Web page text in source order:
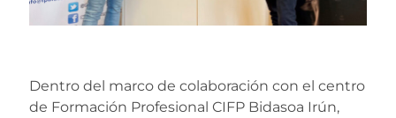
Dentro del marco de colaboración con el centro
de Formación Profesional CIFP Bidasoa Irún,